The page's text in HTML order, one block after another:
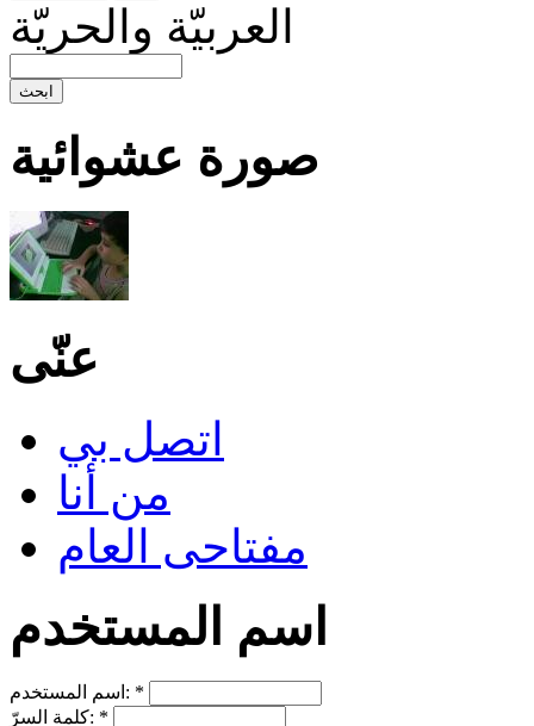
العربيّة والحريّة
صورة عشوائية
عنّى
اتصل بي
من أنا
مفتاحى العام
اسم المستخدم
اسم المستخدم: *
كلمة السرّ: *